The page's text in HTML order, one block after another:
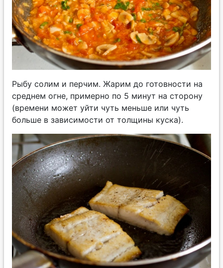
Рыбу солим и перчим. Жарим до готовности на
среднем огне, примерно по 5 минут на сторону
(времени может уйти чуть меньше или чуть
больше в зависимости от толщины куска).